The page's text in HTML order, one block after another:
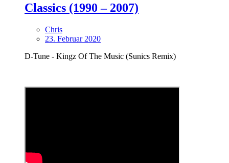
Classics (1990 – 2007)
Chris
23. Februar 2020
D-Tune - Kingz Of The Music (Sunics Remix)